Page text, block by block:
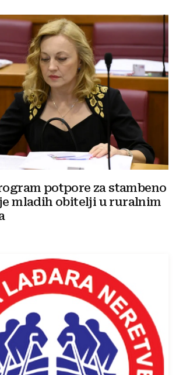
potpore za stambeno
mladih obitelji u ruralnim